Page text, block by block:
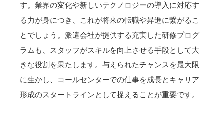
す。業界の変化や新しいテクノロジーの導入に対応す
る力が身につき、これが将来の転職や昇進に繋がるこ
とでしょう。派遣会社が提供する充実した研修プログ
ラムも、スタッフがスキルを向上させる手段として大
きな役割を果たします。与えられたチャンスを最大限
に生かし、コールセンターでの仕事を成長とキャリア
形成のスタートラインとして捉えることが重要です。